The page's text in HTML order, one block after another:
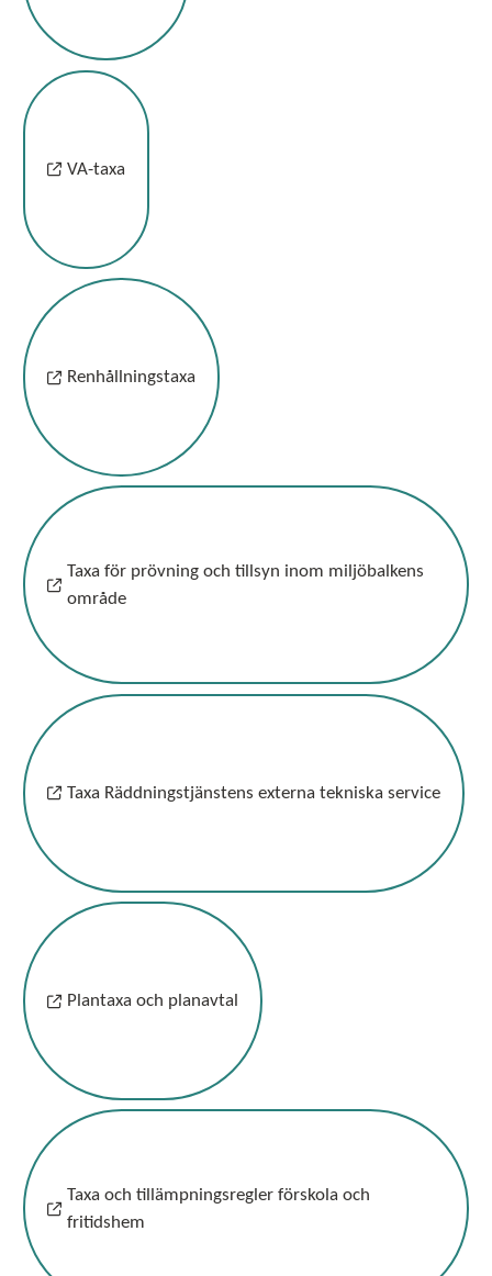
VA-taxa
Renhållningstaxa
Taxa för prövning och tillsyn inom miljöbalkens
område
Taxa Räddningstjänstens externa tekniska service
Plantaxa och planavtal
Taxa och tillämpningsregler förskola och
fritidshem